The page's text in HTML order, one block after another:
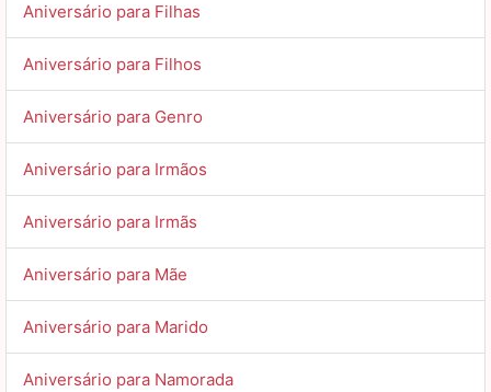
Aniversário para Filhas
Aniversário para Filhos
Aniversário para Genro
Aniversário para Irmãos
Aniversário para Irmãs
Aniversário para Mãe
Aniversário para Marido
Aniversário para Namorada